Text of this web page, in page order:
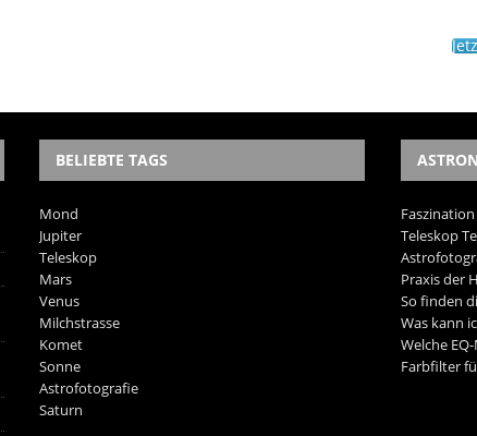
BELIEBTE TAGS
Mond
Jupiter
Teleskop
Mars
Venus
Milchstrasse
Komet
Sonne
Astrofotografie
Saturn
Teleskop
Praxis der
So finden
Was kann
Welche
Farbfilter